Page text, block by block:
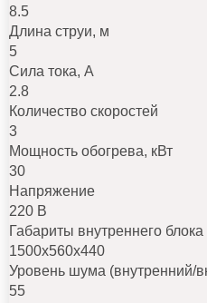
8.5
Длина струи, м
5
Сила тока, A
2.8
Количество скоростей
3
Мощность обогрева, кВт
30
Напряжение
220 В
Габариты внутреннего
1500х560х440
Уровень шума (внутренний/
55